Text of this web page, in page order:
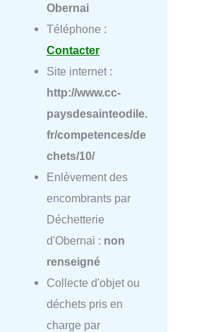
Obernai
Téléphone :
Contacter
Site internet :
http://www.cc-
paysdesainteodile.
fr/competences/de
chets/10/
Enlèvement des
encombrants par
Déchetterie
d'Obernai : non
renseigné
Collecte d'objet ou
déchets pris en
charge par